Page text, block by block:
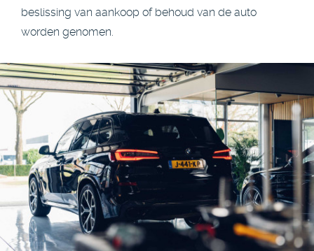
beslissing van aankoop of behoud van de auto
worden genomen.